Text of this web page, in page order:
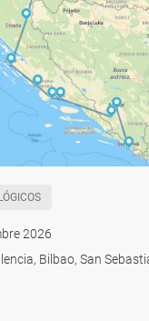
2026
Bilbao, San